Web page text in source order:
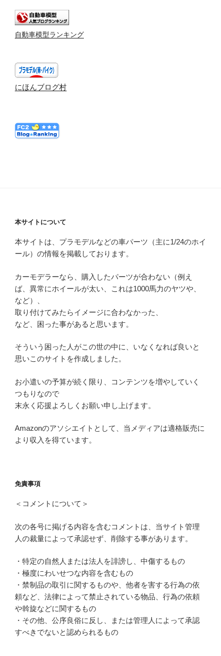
自動車模型ランキング
にほんブログ村
本サイトについて
本サイトは、プラモデルなどの車パーツ（主に1/24のホイ
ール）の情報を掲載しております。
カーモデラーなら、購入したパーツが合わない（例え
ば、異常にホイールが太い、これは1000馬力のヤツや、
など）、
取り付けてみたらイメージに合わなかった、
など、困った事があると思います。
そういう困った人がこの世の中に、いなくなれば良いと
思いこのサイトを作成しました。
お小遣いの予算が続く限り、コンテンツを増やしていく
つもりなので
末永く応援よろしくお願い申し上げます。
Amazonのアソシエイトとして、当メディアは適格販売に
より収入を得ています。
免責事項
＜コメントについて＞
次の各号に掲げる内容を含むコメントは、当サイト管理
人の裁量によって承認せず、削除する事があります。
・特定の自然人または法人を誹謗し、中傷するもの
・極度にわいせつな内容を含むもの
・禁制品の取引に関するものや、他者を害する行為の依
頼など、法律によって禁止されている物品、行為の依頼
や斡旋などに関するもの
・その他、公序良俗に反し、または管理人によって承認
すべきでないと認められるもの